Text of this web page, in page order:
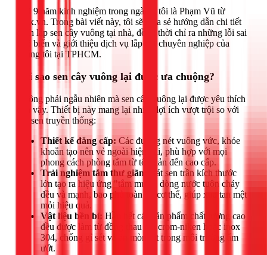
Với 9 năm kinh nghiệm trong ngành, tôi là Phạm Vũ từ
1Fix.vn. Trong bài viết này, tôi sẽ chia sẻ hướng dẫn chi tiết
cách lắp sen cây vuông tại nhà, đồng thời chỉ ra những lỗi sai
phổ biến và giới thiệu dịch vụ lắp đặt chuyên nghiệp của
chúng tôi tại TPHCM.
Tại sao sen cây vuông lại được ưa chuộng?
Không phải ngẫu nhiên mà sen cây vuông lại được yêu thích
đến vậy. Thiết bị này mang lại nhiều lợi ích vượt trội so với
vòi sen truyền thống:
Thiết kế đẳng cấp: Các đường nét vuông vức, khỏe
khoắn tạo nên vẻ ngoài hiện đại, phù hợp với mọi
phong cách phòng tắm từ tối giản đến cao cấp.
Trải nghiệm tắm thư giãn:
Bát sen trần kích thước
lớn tạo ra hiệu ứng "tắm mưa", dòng nước tuôn chảy
đều và mạnh, bao phủ toàn bộ cơ thể, giúp xua tan mệt
mỏi hiệu quả.
Vật liệu bền bỉ: Hầu hết các sản phẩm chất lượng cao
đều được làm từ đồng thau mạ crom-niken hoặc inox
304, chống gỉ sét và ăn mòn tốt trong môi trường ẩm
ướt.